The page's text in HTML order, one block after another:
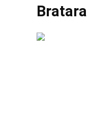
Bratara